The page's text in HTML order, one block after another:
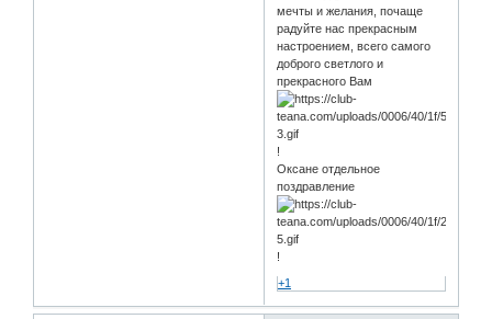
мечты и желания, почаще
радуйте нас прекрасным
настроением, всего самого
доброго светлого и
прекрасного Вам
!
Оксане отдельное
поздравление
!
+1